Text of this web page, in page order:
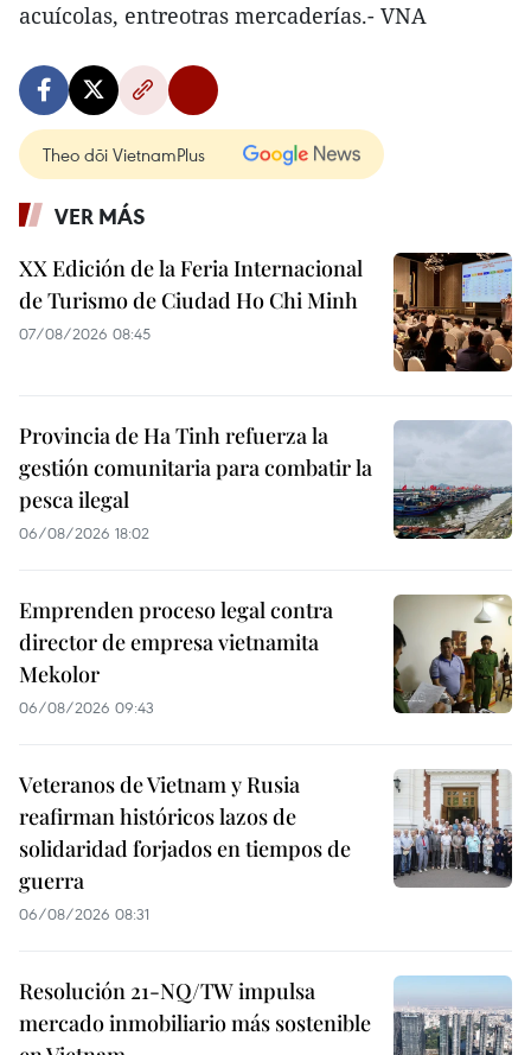
acuícolas, entreotras mercaderías.- VNA
Theo dõi VietnamPlus
VER MÁS
XX Edición de la Feria Internacional
de Turismo de Ciudad Ho Chi Minh
07/08/2026 08:45
Provincia de Ha Tinh refuerza la
gestión comunitaria para combatir la
pesca ilegal
06/08/2026 18:02
Emprenden proceso legal contra
director de empresa vietnamita
Mekolor
06/08/2026 09:43
Veteranos de Vietnam y Rusia
reafirman históricos lazos de
solidaridad forjados en tiempos de
guerra
06/08/2026 08:31
Resolución 21-NQ/TW impulsa
mercado inmobiliario más sostenible